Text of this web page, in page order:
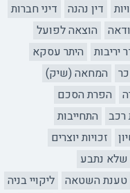
דין נהנה
דיני חברות
הוצאה לפועל
יריבות
היתר עסקא
המחאה (שיק)
הפרת הסכם
רכב
התחייבות
זכויות יוצרים
שלא נתבע
טענת השטאה
ליקויי בניה